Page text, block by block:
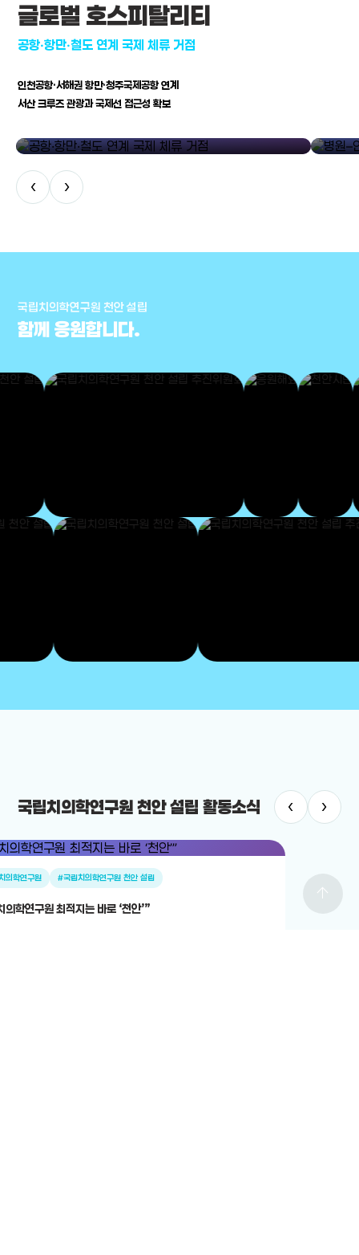
글로벌 호스피탈리티
공항·항만·철도 연계 국제 체류 거점
인천공항·서해권 항만·청주국제공항 연계
서산 크루즈 관광과 국제선 접근성 확보
‹ ›
국립치의학연구원 천안 설립
함께 응원합니다.
국립치의학연구원 천안 설립 활동소식 ‹ ›
의학연구원 #국립치의학연구원 천안 설립
의학연구원 최적지는 바로 ‘천안’”
arrow_upward